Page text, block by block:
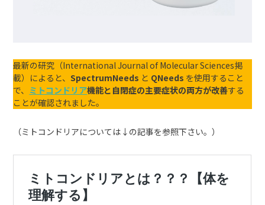
最新の研究（International Journal of Molecular Sciences掲
載）によると、SpectrumNeeds と QNeeds を使用すること
で、 ミトコンドリア機能と自閉症の主要症状の両方が改善する
ことが確認されました。
（ミトコンドリアについては↓の記事を参照下さい。）